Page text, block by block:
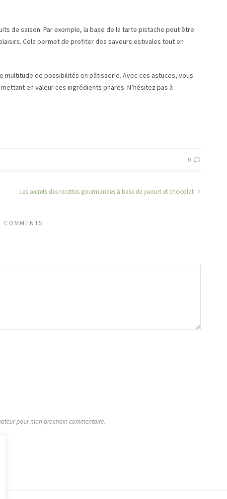
de saison. Par exemple, la base de la tarte pistache peut être
Cela permet de profiter des saveurs estivales tout en
multitude de possibilités en pâtisserie. Avec ces astuces, vous
en valeur ces ingrédients phares. N’hésitez pas à
0
Les secrets des recettes gourmandes à base de yaourt et chocolat
COMMENTS
pour mon prochain commentaire.